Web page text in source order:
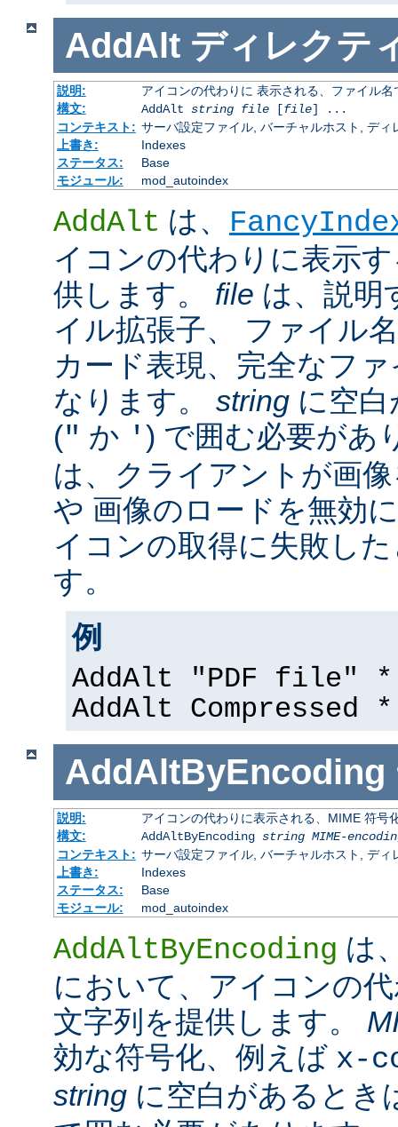
AddAlt ディレクテ
説明:
アイコンの代わりに 表示される、ファイル
構文:
AddAlt string file[file] ...
コンテキスト: サーバ設定ファイル, バーチャルホスト, ディ
上書き:
Indexes
ステータス:
Base
モジュール:
mod_autoindex
AddAlt は、
イコンの代わりに表示
供します。 file は、説明
イル拡張子、 ファイル
カード表現、完全なフ
なります。 string に空
(" か ' ) で囲む必要があ
は、クライアントが画
や 画像のロードを無効
イコンの取得に失敗し
す。
例
AddAlt "PDF file"
AddAlt
AddAltByEncoding
説明:
アイコンの代わりに表示される、MIME 符号
構文:
AddAltByEncoding string MIME-
コンテキスト: サーバ設定ファイル, バーチャルホスト, ディ
上書き:
Indexes
ステータス:
Base
モジュール:
mod_autoindex
AddAltByEncoding は
において、アイコンの
文字列を提供します。
効な符号化、例えば x-
string に空白があるとき